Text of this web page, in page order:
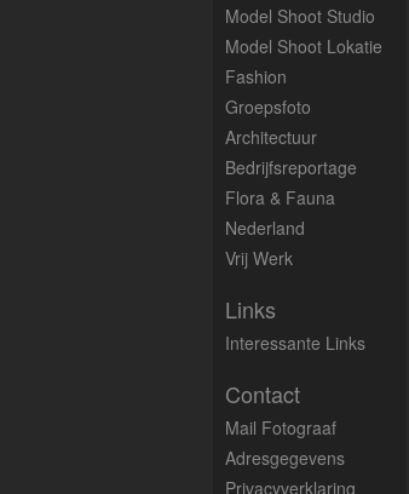
Model Shoot Studio
Model Shoot Lokatie
Fashion
Groepsfoto
Architectuur
Bedrijfsreportage
Flora & Fauna
Nederland
Vrij Werk
Links
Interessante Links
Contact
Mail Fotograaf
Adresgegevens
Privacyverklaring